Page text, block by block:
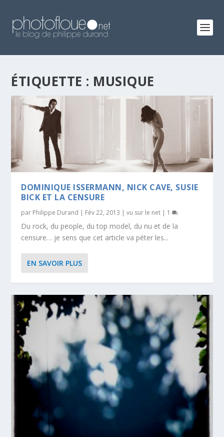
ÉTIQUETTE : MUSIQUE
DOMINIQUE ISSERMANN, NICK CAVE, SUSIE
BICK ET LA CENSURE
par Philippe Durand | Fév 22, 2013 |vu sur le net | 1
Du rock, du people, du top model, du nu et de la
censure… je sens que cet article va péter les...
EN SAVOIR PLUS